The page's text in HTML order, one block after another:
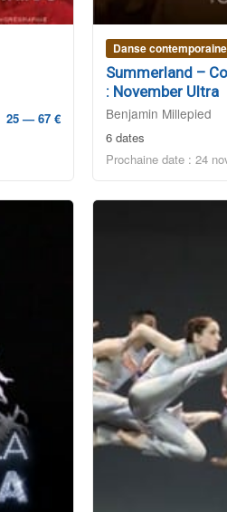
25 — 67 €
Danse contemporaine
Summerland –
: November Ultra
Benjamin Millepied
6 dates
Prochaine date : 24